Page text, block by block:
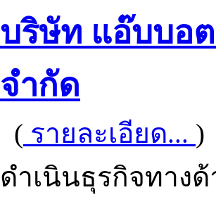
บริษัท แอ๊บบอ
จำกัด
( รายละเอียด... )
ดำเนินธุรกิจทาง